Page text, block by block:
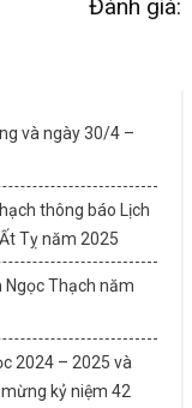
Đánh giá:
và ngày 30/4 –
thông báo Lịch
Tỵ năm 2025
Ngọc Thạch năm
2024 – 2025 và
kỷ niệm 42